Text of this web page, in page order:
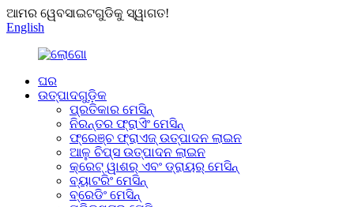
ଆମର ୱେବସାଇଟଗୁଡିକୁ ସ୍ୱାଗତ!
English
ଘର
ଉତ୍ପାଦଗୁଡ଼ିକ
ପ୍ରତିକାର ମେସିନ୍
ନିରନ୍ତର ଫ୍ରାଏିଂ ମେସିନ୍
ଫ୍ରେଞ୍ଚ ଫ୍ରାଏଜ୍ ଉତ୍ପାଦନ ଲାଇନ
ଆଳୁ ଚିପ୍ସ ଉତ୍ପାଦନ ଲାଇନ
କ୍ରେଟ୍ ୱାଶର୍ ଏବଂ ଡ୍ରାୟର୍ ମେସିନ୍
ବ୍ୟାଟରିଂ ମେସିନ୍
ବ୍ରେଡିଂ ମେସିନ୍